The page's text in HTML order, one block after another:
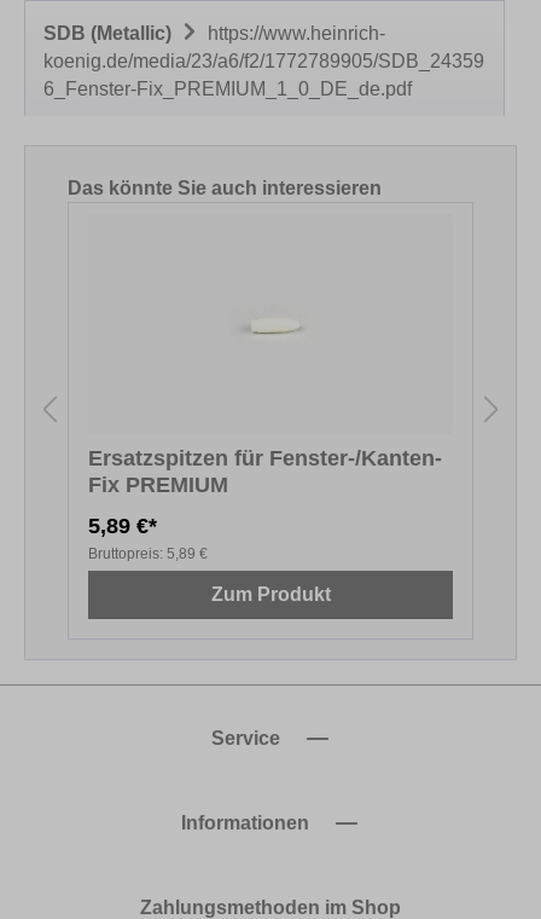
SDB (Metallic)
https://www.heinrich-
koenig.de/media/23/a6/f2/1772789905/SDB_24359
6_Fenster-Fix_PREMIUM_1_0_DE_de.pdf
Produktgalerie überspringen
Das könnte Sie auch interessieren
Ersatzspitzen für Fenster-/Kanten-
Fix PREMIUM
5,89 €*
Bruttopreis: 5,89 €
Zum Produkt
Service
Informationen
Zahlungsmethoden im Shop